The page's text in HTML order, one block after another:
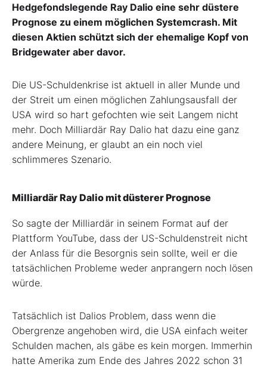
Hedgefondslegende Ray Dalio eine sehr düstere
Prognose zu einem möglichen Systemcrash. Mit
diesen Aktien schützt sich der ehemalige Kopf von
Bridgewater aber davor.
Die US-Schuldenkrise ist aktuell in aller Munde und
der Streit um einen möglichen Zahlungsausfall der
USA wird so hart gefochten wie seit Langem nicht
mehr. Doch Milliardär Ray Dalio hat dazu eine ganz
andere Meinung, er glaubt an ein noch viel
schlimmeres Szenario.
Milliardär Ray Dalio mit düsterer Prognose
So sagte der Milliardär in seinem Format auf der
Plattform YouTube, dass der US-Schuldenstreit nicht
der Anlass für die Besorgnis sein sollte, weil er die
tatsächlichen Probleme weder anprangern noch lösen
würde.
Tatsächlich ist Dalios Problem, dass wenn die
Obergrenze angehoben wird, die USA einfach weiter
Schulden machen, als gäbe es kein morgen. Immerhin
hatte Amerika zum Ende des Jahres 2022 schon 31